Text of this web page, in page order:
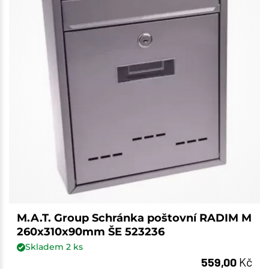
M.A.T. Group Schránka poštovní RADIM M
260x310x90mm ŠE 523236
Skladem 2ks
559,00 Kč